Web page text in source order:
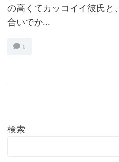
の高くてカッコイイ彼氏と
合いでか...
0
検索